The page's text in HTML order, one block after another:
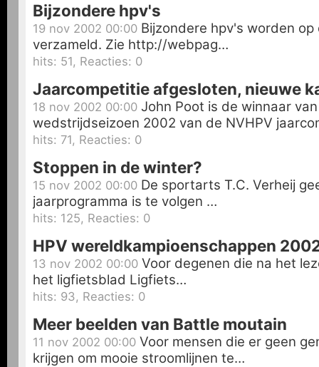
Bijzondere hpv's
19 nov 2002 00:00 Bijzondere hpv's worden
verzameld. Zie http://webpag…
hits: 51, Reacties: 0
Jaarcompetitie afgesloten, nieuwe
18 nov 2002 00:00 John Poot is de winnaar
wedstrijdseizoen 2002 van de NVHPV
hits: 71, Reacties: 0
Stoppen in de winter?
15 nov 2002 00:00 De sportarts T.C. Verheij
jaarprogramma is te volgen …
hits: 125, Reacties: 0
HPV wereldkampioenschappen
13 nov 2002 00:00 Voor degenen die na het
het ligfietsblad Ligfiets…
hits: 93, Reacties: 0
Meer beelden van Battle moutain
11 nov 2002 00:00 Voor mensen die er geen
krijgen om mooie stroomlijnen te…